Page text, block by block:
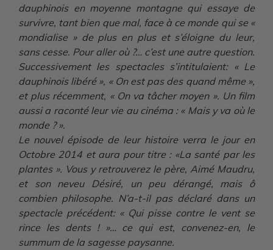
dauphinois en moyenne montagne qui essaye de
survivre, tant bien que mal, face à ce monde qui se «
mondialise » de plus en plus et s’éloigne du leur,
sans cesse. Pour aller où ?… c’est une autre question.
Successivement les spectacles s’intitulaient: « Le
dauphinois libéré », « On est pas des quand même »,
et plus récemment, « On va tâcher moyen ». Un film
aussi a raconté leur vie au cinéma : « Mais y va où le
monde ? ».
Le nouvel épisode de leur histoire verra le jour en
Octobre 2014 et aura pour titre : «La santé par les
plantes ». Vous y retrouverez le père, Aimé Maudru,
et son neveu Désiré, un peu dérangé, mais ô
combien philosophe. N’a-t-il pas déclaré dans un
spectacle précédent: « Qui pisse contre le vent se
rince les dents ! »… ce qui est, convenez-en, le
summum de la sagesse paysanne.